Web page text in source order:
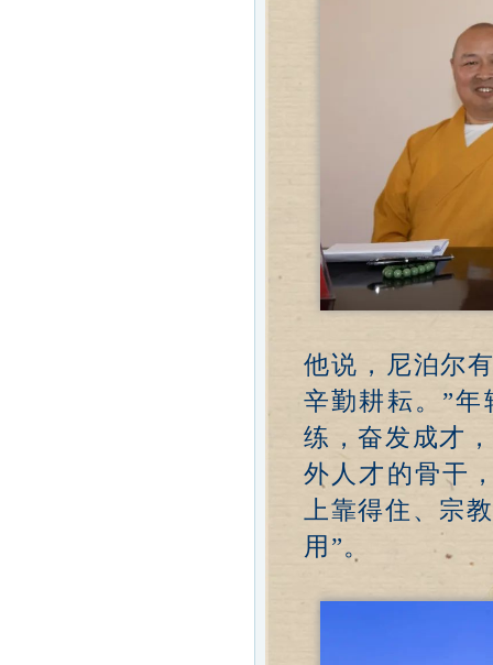
他说，尼泊尔
辛勤耕耘。”
练，奋发成才
外人才的骨干
上靠得住、宗
用”。